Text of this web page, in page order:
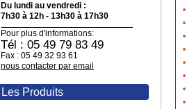
Du lundi au vendredi :
7h30 à 12h - 13h30 à 17h30
Pour plus d'informations:
Tél : 05 49 79 83 49
Fax : 05 49 32 93 61
nous contacter par email
Les Produits